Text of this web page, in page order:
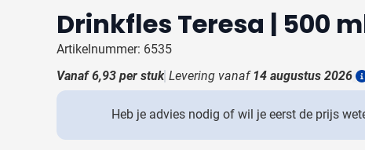
Toon submenu voor
Weggevertjes
Toon submenu voor
Tassen
Toon submenu voor
Gereedschap & Veiligheid
Toon submenu voor
Drinkfles Teresa | 500
Artikelnummer: 6535
Vanaf6,93 per stuk Levering vanaf 14 augustus 2026
Heb je advies nodig of wil je eerst de prijs